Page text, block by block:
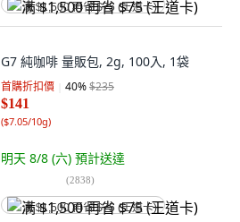
满 $1,500 再省 $75 (王道卡)
G7 純咖啡 量販包, 2g, 100入, 1袋
首購折扣價 40%$235
$141
($7.05/10g)
明天 8/8 (六) 預計送達
(2838)
满 $1,500 再省 $75 (王道卡)